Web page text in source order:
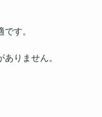
す。
りません。